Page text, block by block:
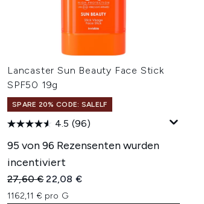
Lancaster Sun Beauty Face Stick
SPF50 19g
SPARE 20% CODE: SALELF
4.5 (96)
95 von 96 Rezensenten wurden
incentiviert
Unverbindliche Preisempfehlung:
27,60 €Aktueller Preis:
22,08 €
1162,11 € pro G